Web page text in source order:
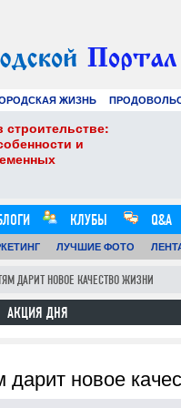
ЖИЗНЬ
и
КЛУБЫ Q&A
ЛУЧШИЕ ФОТО
ДАРИТ НОВОЕ КАЧЕСТВО ЖИЗНИ
АКЦИЯ ДНЯ
новое